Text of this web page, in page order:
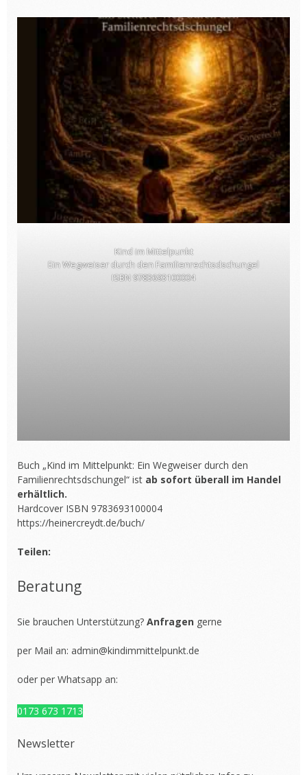
Kind im Mittelpunkt
Ein Wegweiser durch den Familienrechtsdschungel
ISBN 9783693100004
Buch „Kind im Mittelpunkt: Ein Wegweiser durch den
Familienrechtsdschungel“ ist ab sofort überall im Handel
erhältlich.
Hardcover ISBN 9783693100004
https://heinercreydt.de/buch/
Teilen:
Beratung
Sie brauchen Unterstützung? Anfragen gerne
per Mail an: admin@kindimmittelpunkt.de
oder per Whatsapp an:
0173 673 1713
Newsletter